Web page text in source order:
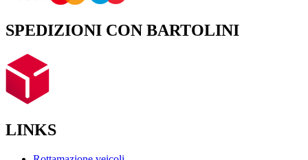
SPEDIZIONI CON BARTOLINI
LINKS